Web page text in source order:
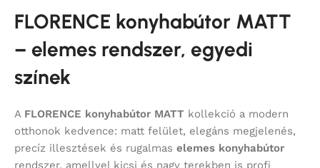
FLORENCE konyhabútor MATT
– elemes rendszer, egyedi
színek
A FLORENCE konyhabútor MATT kollekció a modern
otthonok kedvence: matt felület, elegáns megjelenés,
precíz illesztések és rugalmas elemes konyhabútor
rendszer, amellyel kicsi és nagy terekben is profi